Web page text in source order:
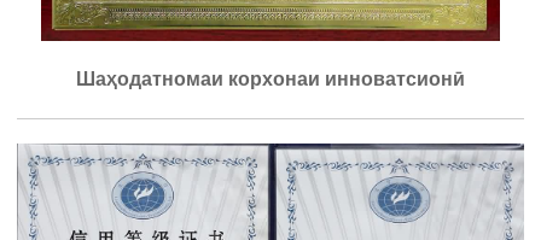
Шаҳодатномаи корхонаи инноватсионӣ